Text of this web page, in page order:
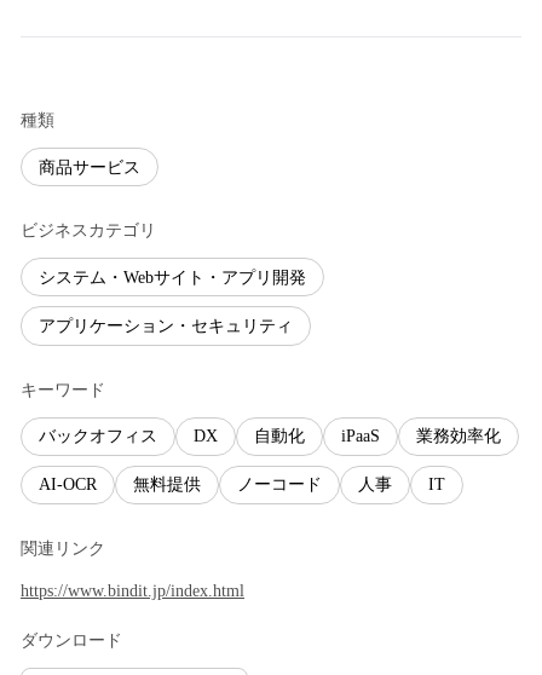
種類
商品サービス
ビジネスカテゴリ
システム・Webサイト・アプリ開発
アプリケーション・セキュリティ
キーワード
バックオフィス DX 自動化 iPaaS 業務効率化
AI-OCR 無料提供 ノーコード 人事 IT
関連リンク
https://www.bindit.jp/index.html
ダウンロード